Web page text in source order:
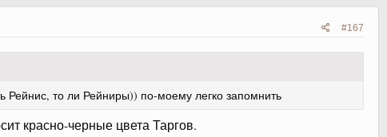
#167
Рейнис, то ли Рейниры)) по-моему легко запомнить
красно-черные цвета Таргов.